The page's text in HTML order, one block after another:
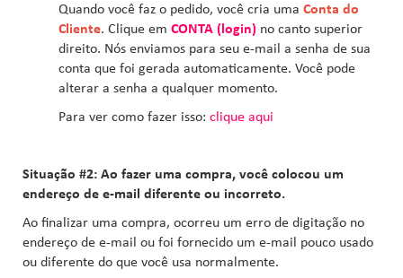
Quando você faz o pedido, você cria uma Conta do
Cliente. Clique em CONTA (login) no canto superior
direito. Nós enviamos para seu e-mail a senha de sua
conta que foi gerada automaticamente. Você pode
alterar a senha a qualquer momento.
Para ver como fazer isso: clique aqui
Situação #2: Ao fazer uma compra, você colocou um
endereço de e-mail diferente ou incorreto.
Ao finalizar uma compra, ocorreu um erro de digitação no
endereço de e-mail ou foi fornecido um e-mail pouco usado
ou diferente do que você usa normalmente.